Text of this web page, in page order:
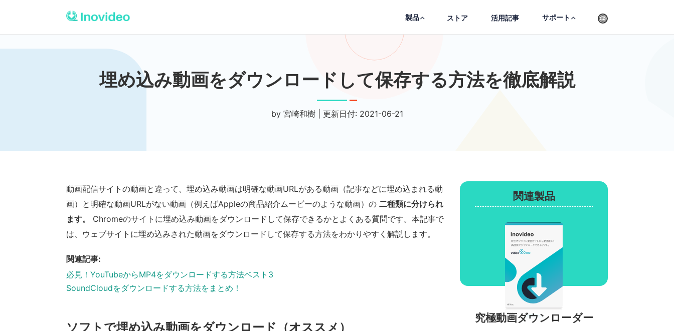
製品 ストア 活用記事 サポート
埋め込み動画をダウンロードして保存する方法を徹底解説
by 宮崎和樹 | 更新日付: 2021-06-21
動画配信サイトの動画と違って、埋め込み動画は明確な動画URLがある動画（記事などに埋め込まれる動
画）と明確な動画URLがない動画（例えばAppleの商品紹介ムービーのような動画）の 二種類に分けられ
ます。
Chromeのサイトに埋め込み動画をダウンロードして保存できるかとよくある質問です。本記事で
は、ウェブサイトに埋め込みされた動画をダウンロードして保存する方法をわかりやすく解説します。
関連記事:
必見！YouTubeからMP4をダウンロードする方法ベスト3
SoundCloudをダウンロードする方法をまとめ！
ソフトで埋め込み動画をダウンロード（オススメ）
関連製品
究極動画ダウンローダー